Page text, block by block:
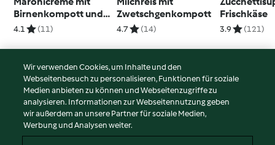
Birnenkompott und
Guetzli für Party
4.1 (11)
Zwetschgenkompott
4.7 (14)
Frischkäse
3.9 (121)
© Copyright 2026
Nutzungsbedingungen
Datenschutzrichtlinien
Wir verwenden Cookies, um Inhalte und den
Webseitenbesuch zu personalisieren, Funktionen für soziale
Medien anbieten zu können und Webseitenzugriffe zu
analysieren. Informationen zur Webseitennutzung geben
wir außerdem an unsere Partner für soziale Medien,
Werbung und Analysen weiter.